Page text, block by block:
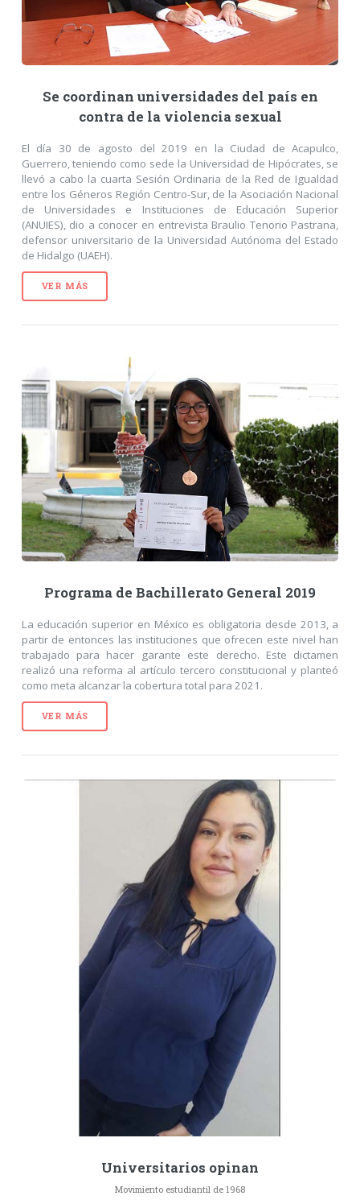
Se coordinan universidades del país en
contra de la violencia sexual
El día 30 de agosto del 2019 en la Ciudad de Acapulco,
Guerrero, teniendo como sede la Universidad de Hipócrates, se
llevó a cabo la cuarta Sesión Ordinaria de la Red de Igualdad
entre los Géneros Región Centro-Sur, de la Asociación Nacional
de Universidades e Instituciones de Educación Superior
(ANUIES), dio a conocer en entrevista Braulio Tenorio Pastrana,
defensor universitario de la Universidad Autónoma del Estado
de Hidalgo (UAEH).
VER MÁS
Programa de Bachillerato General 2019
La educación superior en México es obligatoria desde 2013, a
partir de entonces las instituciones que ofrecen este nivel han
trabajado para hacer garante este derecho. Este dictamen
realizó una reforma al artículo tercero constitucional y planteó
como meta alcanzar la cobertura total para 2021.
VER MÁS
Universitarios opinan
Movimiento estudiantil de 1968